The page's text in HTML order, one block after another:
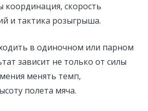
координация, скорость
и тактика розыгрыша.
в одиночном или парном
зависит не только от силы
менять темп,
полета мяча.